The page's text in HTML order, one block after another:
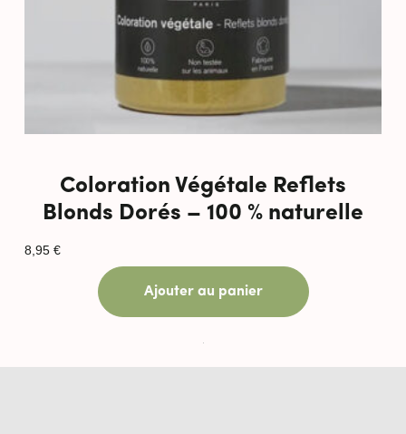
Coloration Végétale Reflets
Blonds Dorés – 100 % naturelle
8,95 €
Ajouter au panier